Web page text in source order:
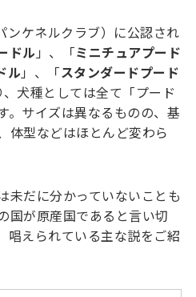
ンケネルクラブ）に公認され
ドル 」、「ミニチュアプード
ル 」、「スタンダードプード
犬種としては全て「プード
。サイズは異なるものの、基
体型などはほとんど変わら
未だに分かっていないことも
国が原産国であると言い切
唱えられている主な説をご紹